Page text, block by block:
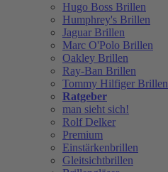
Hugo Boss Brillen
Humphrey's Brillen
Jaguar Brillen
Marc O'Polo Brillen
Oakley Brillen
Ray-Ban Brillen
Tommy Hilfiger Brillen
Ratgeber
man sieht sich!
Rolf Delker
Premium
Einstärkenbrillen
Gleitsichtbrillen